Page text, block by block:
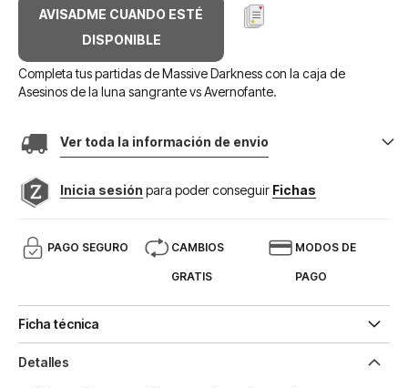
AVISADME CUANDO ESTÉ
DISPONIBLE
Completa tus partidas de Massive Darkness con la caja de
Asesinos de la luna sangrante vs Avernofante.
Ver toda la información de envio
Inicia sesión para poder conseguir Fichas
PAGO SEGURO CAMBIOS
GRATIS
MODOS DE
PAGO
Ficha técnica
Detalles